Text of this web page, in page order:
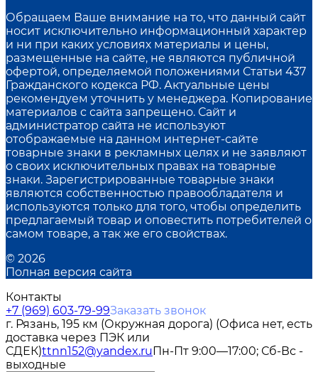
Обращаем Ваше внимание на то, что данный сайт
носит исключительно информационный характер
и ни при каких условиях материалы и цены,
размещенные на сайте, не являются публичной
офертой, определяемой положениями Статьи 437
Гражданского кодекса РФ. Актуальные цены
рекомендуем уточнить у менеджера. Копирование
материалов с сайта запрещено. Сайт и
администратор сайта не используют
отображаемые на данном интернет-сайте
товарные знаки в рекламных целях и не заявляют
о своих исключительных правах на товарные
знаки. Зарегистрированные товарные знаки
являются собственностью правообладателя и
используются только для того, чтобы определить
предлагаемый товар и оповестить потребителей о
самом товаре, а так же его свойствах.
© 2026
Полная версия сайта
Контакты
+7 (969) 603-79-99Заказать звонок
г. Рязань, 195 км (Окружная дорога) (Офиса нет, есть
доставка через ПЭК или
СДЕК)ttnn152@yandex.ruПн-Пт 9:00—17:00; Сб-Вс -
выходные